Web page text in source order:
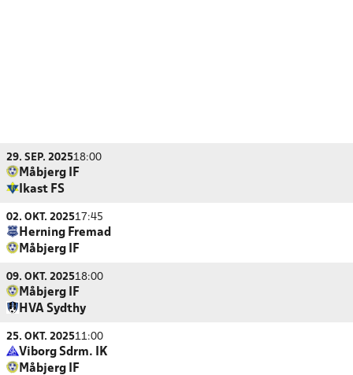
29. SEP. 202518:00
Måbjerg IF
Ikast FS
02. OKT. 202517:45
Herning Fremad
Måbjerg IF
09. OKT. 202518:00
Måbjerg IF
HVA Sydthy
25. OKT. 202511:00
Viborg Sdrm. IK
Måbjerg IF